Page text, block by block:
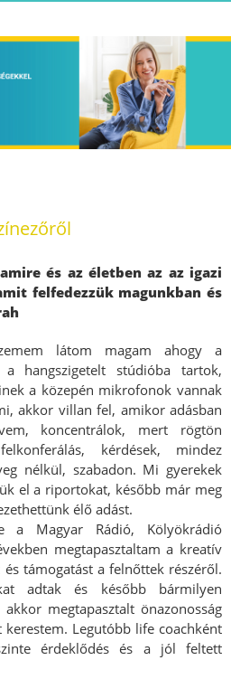
és az életben az az igazi
felfedezzük magunkban és
látom magam ahogy a
a hangszigetelt stúdióba tartok,
a közepén mikrofonok vannak
akkor villan fel, amikor adásban
koncentrálok, mert rögtön
kérdések, mindez
nélkül, szabadon. Mi gyerekek
el a riportokat, később már meg
élő adást.
a Magyar Rádió, Kölyökrádió
megtapasztaltam a kreatív
támogatást a felnőttek részéről.
adtak és később bármilyen
megtapasztalt önazonosság
Legutóbb life coachként
érdeklődés és a jól feltett